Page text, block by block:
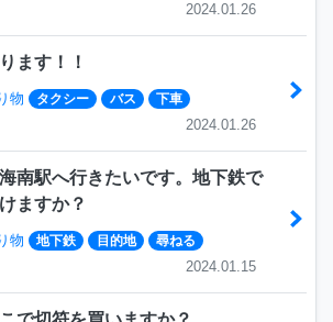
2024.01.26
ます！！
物 タクシー バス 下車
2024.01.26
海南駅へ行きたいです。地下鉄で
ますか？
物 地下鉄 目的地 尋ねる
2024.01.15